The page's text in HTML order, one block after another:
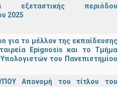
εξεταστικής περιόδου
2025
για το μέλλον της εκπαίδευσης
Epignosis και το Τμήμα
του Πανεπιστημίου
Απονομή του τίτλου του